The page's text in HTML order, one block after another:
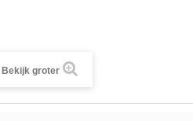
Bekijk groter